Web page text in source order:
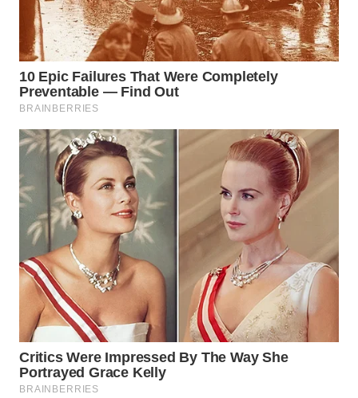
TAPANULI
TENGAH
SERDANG
WN
TEBING
TINGGI
WN
PAKPAK
WN
KARAWANG
WN
BEKASI
WN